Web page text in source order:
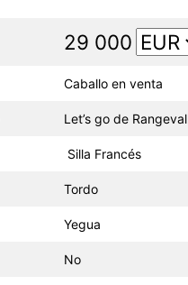
29 000
Caballo en venta
Let’s go de Rangeval
Silla Francés
Tordo
Yegua
No